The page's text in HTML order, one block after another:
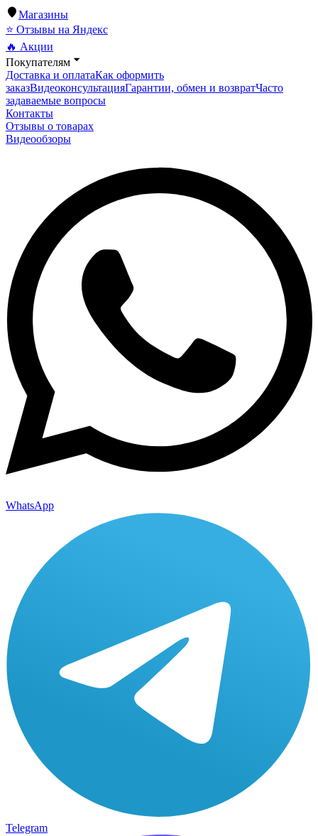
Магазины
⭐ Отзывы на Яндекс
🔥 Акции
Покупателям
Доставка и оплатаКак оформить
заказВидеоконсультацияГарантии, обмен и возвратЧасто
задаваемые вопросы
Контакты
Отзывы о товарах
Видеообзоры
WhatsApp
Telegram